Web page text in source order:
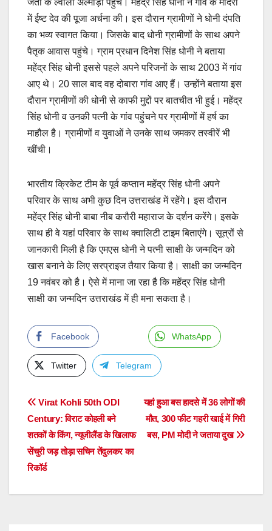
जैंती के ल्वाली अल्मोड़ा पहुंचे। महेंद्र सिंह धोनी ने गांव के मंदिरों
में ईष्ट देव की पूजा अर्चना की। इस दौरान ग्रामीणों ने धोनी दंपति
का भव्य स्वागत किया। जिसके बाद धोनी ग्रामीणों के साथ अपने
पैतृक आवास पहुंचे। ग्राम प्रधान दिनेश सिंह धोनी ने बताया
महेंद्र सिंह धोनी इससे पहले अपने परिजनों के साथ 2003 में गांव
आए थे। 20 साल बाद वह दोबारा गांव आए हैं। उन्होंने बताया इस
दौरान ग्रामीणों की धोनी से काफी मुद्दों पर बातचीत भी हुई। महेंद्र
सिंह धोनी व उनकी पत्नी के गांव पहुंचने पर ग्रामीणों में हर्ष का
माहौल है। ग्रामीणों व युवाओं ने उनके साथ जमकर तस्वीरें भी
खींची।
भारतीय क्रिकेट टीम के पूर्व कप्तान महेंद्र सिंह धोनी अपने
परिवार के साथ अभी कुछ दिन उत्तराखंड में रहेंगे। इस दौरान
महेंद्र सिंह धोनी बाबा नीब करौरी महाराज के दर्शन करेंगे। इसके
साथ ही वे यहां परिवार के साथ क्वालिटी टाइम बिताएंगे। सूत्रों से
जानकारी मिली है कि एमएस धोनी ने पत्नी साक्षी के जन्मदिन को
खास बनाने के लिए सरप्राइज तैयार किया है। साक्षी का जन्मदिन
19 नवंबर को है। ऐसे में माना जा रहा है कि महेंद्र सिंह धोनी
साक्षी का जन्मदिन उत्तराखंड में ही मना सकता है।
Facebook WhatsApp
Twitter Telegram
Post
navigation
यहां हुआ बस हादसे में 36 लोगों की
मौत, 300 फीट गहरी खाई में गिरी
बस, PM मोदी ने जताया दुख
Virat Kohli 50th ODI
Century: विराट कोहली बने
शतकों के किंग, न्यूजीलैंड के खिलाफ
सेंचुरी जड़ तोड़ा सचिन तेंदुलकर का
रिकॉर्ड